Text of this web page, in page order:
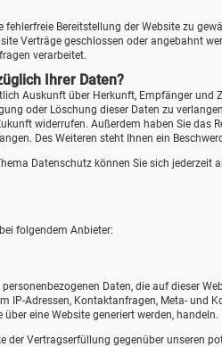
fehlerfreie Bereitstellung der Website zu
Verträge geschlossen oder angebahnt
verarbeitet.
Ihrer Daten?
Auskunft über Herkunft, Empfänger und
oder Löschung dieser Daten zu
widerrufen. Außerdem haben Sie
Des Weiteren steht Ihnen ein
Datenschutz können Sie sich jederzeit
folgendem Anbieter:
Daten, die auf dieser
IP-Adressen, Kontaktanfragen, Meta- und
eine Website generiert werden, handeln.
der Vertragserfüllung gegenüber unseren